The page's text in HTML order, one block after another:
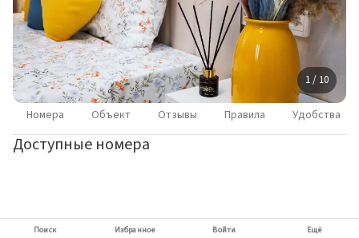
1 / 10
Номера Объект Отзывы Правила Удобства
Доступные номера
Поиск Избранное Войти Ещё